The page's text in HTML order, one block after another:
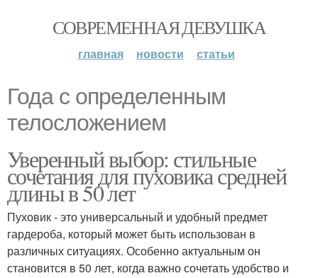
СОВРЕМЕННАЯ ДЕВУШКА
главная новости статьи
Года с определенным
телосложением
Уверенный выбор: стильные
сочетания для пуховика средней
длины в 50 лет
Пуховик - это универсальный и удобный предмет
гардероба, который может быть использован в
различных ситуациях. Особенно актуальным он
становится в 50 лет, когда важно сочетать удобство и